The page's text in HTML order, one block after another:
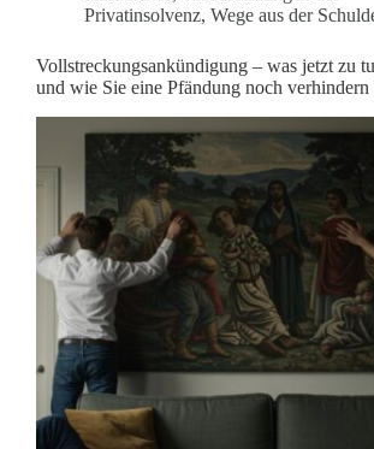
Privatinsolvenz, Wege aus der
Vollstreckungsankündigung – was jetzt zu
und wie Sie eine Pfändung noch verhindern